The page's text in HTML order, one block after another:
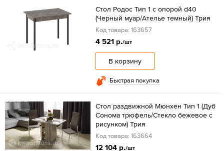
Стол Родос Тип 1 с опорой d40
(Черный муар/Ателье темный) Трия
Код товара: 163657
4 521 р./шт
В корзину
Быстрая покупка
Стол раздвижной Мюнхен Тип 1 (Дуб
Сонома трюфель/Стекло бежевое с
рисунком) Трия
Код товара: 163664
12 104 р./шт